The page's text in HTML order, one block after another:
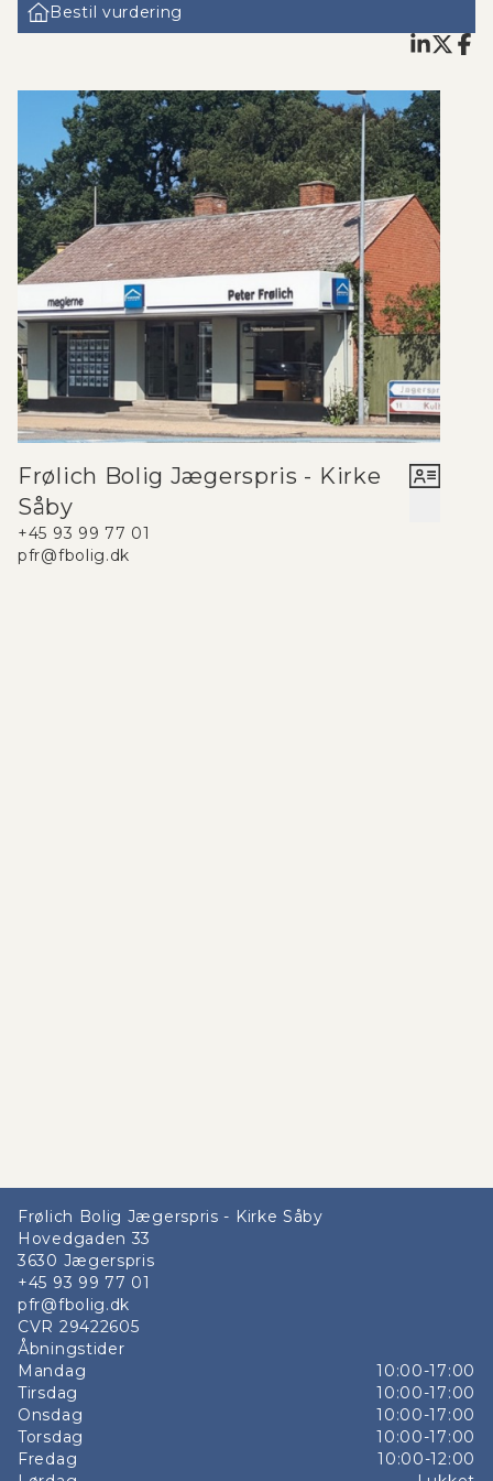
Bestil vurdering
Frølich Bolig Jægerspris - Kirke
Såby
+45 93 99 77 01
pfr@fbolig.dk
Frølich Bolig Jægerspris - Kirke Såby
Hovedgaden 33
3630 Jægerspris
+45 93 99 77 01
pfr@fbolig.dk
CVR 29422605
Åbningstider
Mandag
10:00-17:00
Tirsdag
10:00-17:00
Onsdag
10:00-17:00
Torsdag
10:00-17:00
Fredag
10:00-12:00